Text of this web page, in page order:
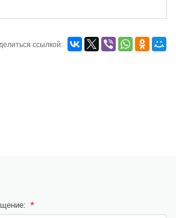
ссылкой:
*